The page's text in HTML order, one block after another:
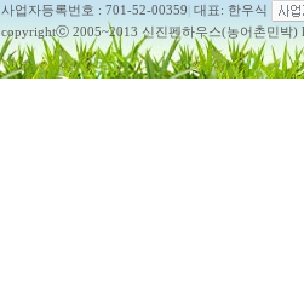
사업자등록번호 : 701-52-00359 대표: 한우식
copyrightⓒ 2005~2013 신진펜하우스(농어촌민박)